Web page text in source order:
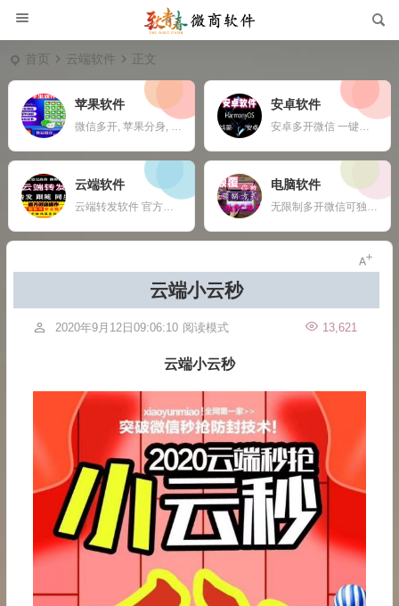
首页 云端软件 正文
苹果软件
微信多开, 苹果分身, ios多开软件, 苹果一键转发,
安卓软件
安卓多开微信 一键转发 自动收款 钉钉定位打卡 任何APP多开定制
云端软件
云端转发软件 官方微信登录 自动跟随 24小时在线抢红包 自动收款 使用须知：您需要有两部手机或者一部手机一台电脑
电脑软件
无限制多开微信可独立同时操作 自动换群一键拉群 支持多群同时爆粉自动换群拉群 免打扰检测僵尸粉僵尸群自动退出 定时群发支持推送名片链接公众号 支持导入手机号添加 修复加群好友功能，无限制添加 新增自动换群自动进群 自动收款自动语音提示 自动通过好友申请
云端小云秒
2020年9月12日09:06:10 13,621
阅读模式
云端小云秒